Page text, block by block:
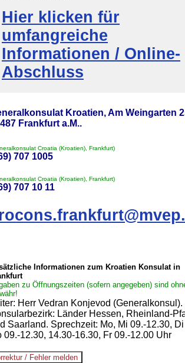
Hier klicken für
umfangreiche
Informationen / Online-
Abschluss
Kroatien, Am Weingarten
Frankfurt a.M..
Croatia (Kroatien), Frankfurt)
707 1005
Croatia (Kroatien), Frankfurt)
707 10 11
Informationen zum Kroatien Konsulat in
zu Öffnungszeiten (sofern angegeben) sind
Herr Vedran Konjevod (Generalkonsul).
Länder Hessen, Rheinland-
Saarland. Sprechzeit: Mo, Mi 09.-12.30,
09.-12.30, 14.30-16.30, Fr 09.-12.00 Uhr